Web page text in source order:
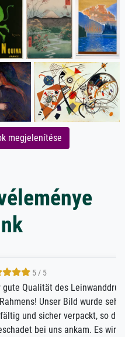
megjelenítése
und
wurde sehr
so dass es
Es wird nicht